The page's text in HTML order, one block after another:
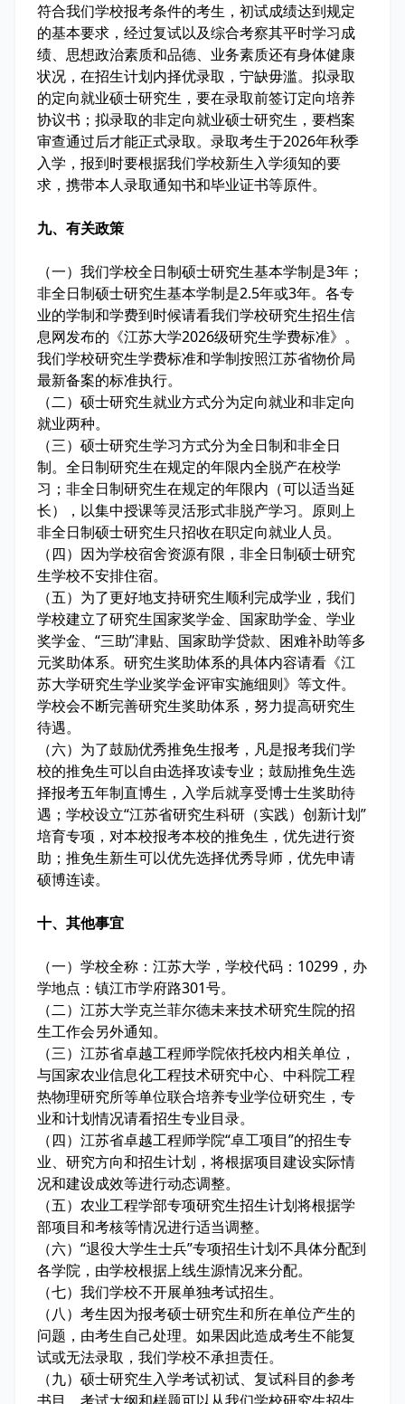
符合我们学校报考条件的考生，初试成绩达到规定
的基本要求，经过复试以及综合考察其平时学习成
绩、思想政治素质和品德、业务素质还有身体健康
状况，在招生计划内择优录取，宁缺毋滥。拟录取
的定向就业硕士研究生，要在录取前签订定向培养
协议书；拟录取的非定向就业硕士研究生，要档案
审查通过后才能正式录取。录取考生于2026年秋季
入学，报到时要根据我们学校新生入学须知的要
求，携带本人录取通知书和毕业证书等原件。
九、有关政策
（一）我们学校全日制硕士研究生基本学制是3年；
非全日制硕士研究生基本学制是2.5年或3年。各专
业的学制和学费到时候请看我们学校研究生招生信
息网发布的《江苏大学2026级研究生学费标准》。
我们学校研究生学费标准和学制按照江苏省物价局
最新备案的标准执行。
（二）硕士研究生就业方式分为定向就业和非定向
就业两种。
（三）硕士研究生学习方式分为全日制和非全日
制。全日制研究生在规定的年限内全脱产在校学
习；非全日制研究生在规定的年限内（可以适当延
长），以集中授课等灵活形式非脱产学习。原则上
非全日制硕士研究生只招收在职定向就业人员。
（四）因为学校宿舍资源有限，非全日制硕士研究
生学校不安排住宿。
（五）为了更好地支持研究生顺利完成学业，我们
学校建立了研究生国家奖学金、国家助学金、学业
奖学金、“三助”津贴、国家助学贷款、困难补助等多
元奖助体系。研究生奖助体系的具体内容请看《江
苏大学研究生学业奖学金评审实施细则》等文件。
学校会不断完善研究生奖助体系，努力提高研究生
待遇。
（六）为了鼓励优秀推免生报考，凡是报考我们学
校的推免生可以自由选择攻读专业；鼓励推免生选
择报考五年制直博生，入学后就享受博士生奖助待
遇；学校设立“江苏省研究生科研（实践）创新计划”
培育专项，对本校报考本校的推免生，优先进行资
助；推免生新生可以优先选择优秀导师，优先申请
硕博连读。
十、其他事宜
（一）学校全称：江苏大学，学校代码：10299，办
学地点：镇江市学府路301号。
（二）江苏大学克兰菲尔德未来技术研究生院的招
生工作会另外通知。
（三）江苏省卓越工程师学院依托校内相关单位，
与国家农业信息化工程技术研究中心、中科院工程
热物理研究所等单位联合培养专业学位研究生，专
业和计划情况请看招生专业目录。
（四）江苏省卓越工程师学院“卓工项目”的招生专
业、研究方向和招生计划，将根据项目建设实际情
况和建设成效等进行动态调整。
（五）农业工程学部专项研究生招生计划将根据学
部项目和考核等情况进行适当调整。
（六）“退役大学生士兵”专项招生计划不具体分配到
各学院，由学校根据上线生源情况来分配。
（七）我们学校不开展单独考试招生。
（八）考生因为报考硕士研究生和所在单位产生的
问题，由考生自己处理。如果因此造成考生不能复
试或无法录取，我们学校不承担责任。
（九）硕士研究生入学考试初试、复试科目的参考